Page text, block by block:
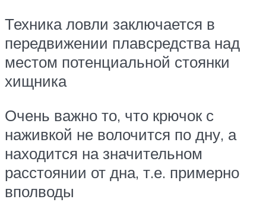
Техника ловли заключается в
передвижении плавсредства над
местом потенциальной стоянки
хищника
Очень важно то, что крючок с
наживкой не волочится по дну, а
находится на значительном
расстоянии от дна, т.е. примерно
вполводы